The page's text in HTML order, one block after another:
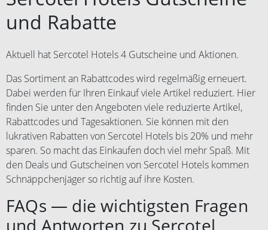
abgesagten Reisen besteht kein
und Vervielfältigung des
Gutscheins sind nicht gestattet.
Zuwiderhandlungen werden von
Gutscheine, die nach
Weiterverkauf oder
Vervielfältigung von
Nichtberechtigten genutzt werden,
werden von der Gesellschaft im
Buchungsprozess nicht akzeptiert.
Keine Anwendung auf
Stornierungsgebühren. Bei
abgesagten Reisen besteht kein
Anspruch auf den Gutschein.
und Rabatte
Aktuell hat Sercotel Hotels 4 Gutscheine und Aktionen.
Das Sortiment an Rabattcodes wird regelmäßig erneuert.
Dabei werden für Ihren Einkauf viele Artikel reduziert. Hier
finden Sie unter den Angeboten viele reduzierte Artikel,
Rabattcodes und Tagesaktionen. Sie können mit den
lukrativen Rabatten von Sercotel Hotels bis 20% und mehr
sparen. So macht das Einkaufen doch viel mehr Spaß. Mit
den Deals und Gutscheinen von Sercotel Hotels kommen
Schnäppchenjäger so richtig auf ihre Kosten.
FAQs — die wichtigsten Fragen
und Antworten zu Sercotel